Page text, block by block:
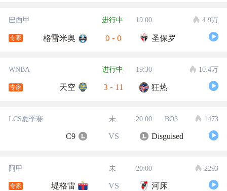
巴西甲 进行中 19:00 4.9万
专家 格雷米奥 0 - 0 圣保罗
WNBA 进行中 19:30 10.4万
专家 天空 3 - 11 狂热
LCS夏季赛 未 20:00 BO3 1473
C9 VS Disguised
阿甲 未 20:00 2293
专家 堤格雷 VS 河床